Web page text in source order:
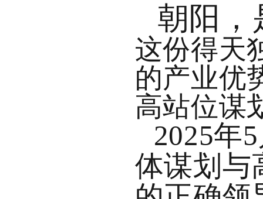
朝阳，
这份得天
的产业优
高站位谋
2025年5
体谋划与